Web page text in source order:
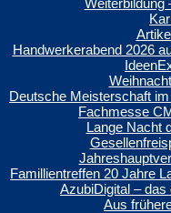
Weiterbildung
Handwerkerabend 2026
Deutsche Meisterschaft
Fachmesse
Lange Nacht
Famillientreffen 20 Jahre
AzubiDigital –
Aus